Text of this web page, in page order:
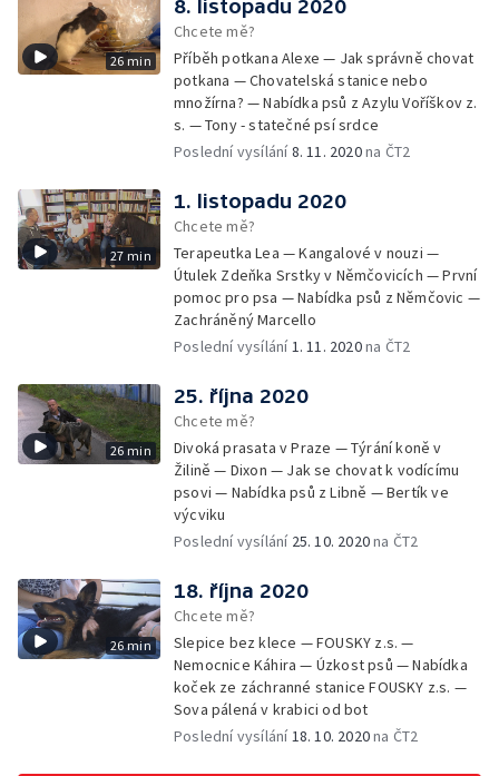
26 min
8. listopadu 2020
Chcete mě?
Příběh potkana Alexe — Jak správně chovat
potkana — Chovatelská stanice nebo
množírna? — Nabídka psů z Azylu Voříškov z.
s. — Tony - statečné psí srdce
Poslední vysílání8. 11. 2020na ČT2
27 min
1. listopadu 2020
Chcete mě?
Terapeutka Lea — Kangalové v nouzi —
Útulek Zdeňka Srstky v Němčovicích — První
pomoc pro psa — Nabídka psů z Němčovic —
Zachráněný Marcello
Poslední vysílání1. 11. 2020na ČT2
26 min
25. října 2020
Chcete mě?
Divoká prasata v Praze — Týrání koně v
Žilině — Dixon — Jak se chovat k vodícímu
psovi — Nabídka psů z Libně — Bertík ve
výcviku
Poslední vysílání 25. 10. 2020na ČT2
26 min
18. října 2020
Chcete mě?
Slepice bez klece — FOUSKY z.s. —
Nemocnice Káhira — Úzkost psů — Nabídka
koček ze záchranné stanice FOUSKY z.s. —
Sova pálená v krabici od bot
Poslední vysílání18. 10. 2020na ČT2